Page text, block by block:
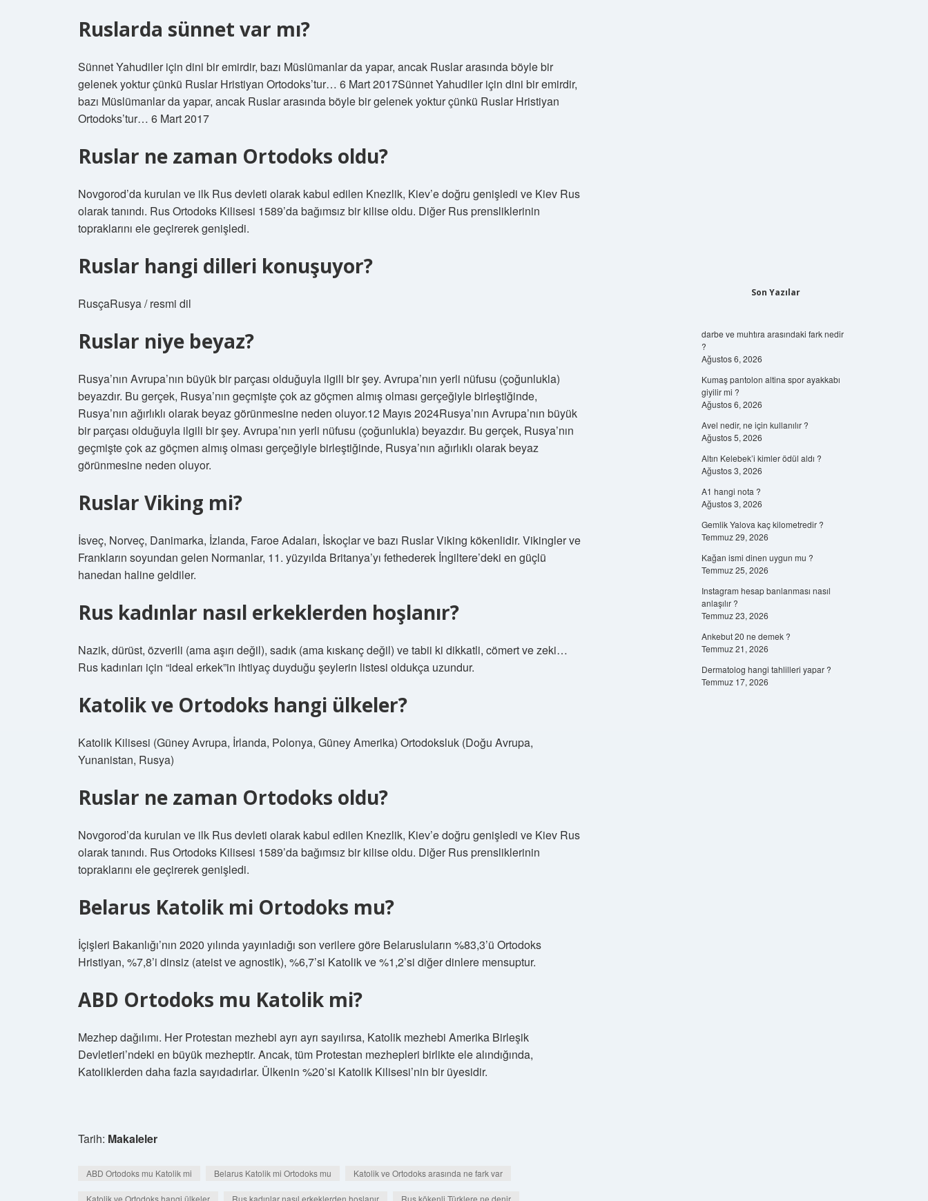
Ruslarda sünnet var mı?
Sünnet Yahudiler için dini bir emirdir, bazı Müslümanlar da yapar, ancak Ruslar arasında böyle bir
gelenek yoktur çünkü Ruslar Hristiyan Ortodoks’tur… 6 Mart 2017Sünnet Yahudiler için dini bir emirdir,
bazı Müslümanlar da yapar, ancak Ruslar arasında böyle bir gelenek yoktur çünkü Ruslar Hristiyan
Ortodoks’tur… 6 Mart 2017
Ruslar ne zaman Ortodoks oldu?
Novgorod’da kurulan ve ilk Rus devleti olarak kabul edilen Knezlik, Kiev’e doğru genişledi ve Kiev Rus
olarak tanındı. Rus Ortodoks Kilisesi 1589’da bağımsız bir kilise oldu. Diğer Rus prensliklerinin
topraklarını ele geçirerek genişledi.
Ruslar hangi dilleri konuşuyor?
RusçaRusya / resmi dil
Ruslar niye beyaz?
Rusya’nın Avrupa’nın büyük bir parçası olduğuyla ilgili bir şey. Avrupa’nın yerli nüfusu (çoğunlukla)
beyazdır. Bu gerçek, Rusya’nın geçmişte çok az göçmen almış olması gerçeğiyle birleştiğinde,
Rusya’nın ağırlıklı olarak beyaz görünmesine neden oluyor.12 Mayıs 2024Rusya’nın Avrupa’nın büyük
bir parçası olduğuyla ilgili bir şey. Avrupa’nın yerli nüfusu (çoğunlukla) beyazdır. Bu gerçek, Rusya’nın
geçmişte çok az göçmen almış olması gerçeğiyle birleştiğinde, Rusya’nın ağırlıklı olarak beyaz
görünmesine neden oluyor.
Ruslar Viking mi?
İsveç, Norveç, Danimarka, İzlanda, Faroe Adaları, İskoçlar ve bazı Ruslar Viking kökenlidir. Vikingler ve
Frankların soyundan gelen Normanlar, 11. yüzyılda Britanya’yı fethederek İngiltere’deki en güçlü
hanedan haline geldiler.
Rus kadınlar nasıl erkeklerden hoşlanır?
Nazik, dürüst, özverili (ama aşırı değil), sadık (ama kıskanç değil) ve tabii ki dikkatli, cömert ve zeki…
Rus kadınları için “ideal erkek”in ihtiyaç duyduğu şeylerin listesi oldukça uzundur.
Katolik ve Ortodoks hangi ülkeler?
Katolik Kilisesi (Güney Avrupa, İrlanda, Polonya, Güney Amerika) Ortodoksluk (Doğu Avrupa,
Yunanistan, Rusya)
Ruslar ne zaman Ortodoks oldu?
Novgorod’da kurulan ve ilk Rus devleti olarak kabul edilen Knezlik, Kiev’e doğru genişledi ve Kiev Rus
olarak tanındı. Rus Ortodoks Kilisesi 1589’da bağımsız bir kilise oldu. Diğer Rus prensliklerinin
topraklarını ele geçirerek genişledi.
Belarus Katolik mi Ortodoks mu?
İçişleri Bakanlığı’nın 2020 yılında yayınladığı son verilere göre Belarusluların %83,3’ü Ortodoks
Hristiyan, %7,8’i dinsiz (ateist ve agnostik), %6,7’si Katolik ve %1,2’si diğer dinlere mensuptur.
ABD Ortodoks mu Katolik mi?
Mezhep dağılımı. Her Protestan mezhebi ayrı ayrı sayılırsa, Katolik mezhebi Amerika Birleşik
Devletleri’ndeki en büyük mezheptir. Ancak, tüm Protestan mezhepleri birlikte ele alındığında,
Katoliklerden daha fazla sayıdadırlar. Ülkenin %20’si Katolik Kilisesi’nin bir üyesidir.
Tarih: Makaleler
ABD Ortodoks mu Katolik mi Belarus Katolik mi Ortodoks mu Katolik ve Ortodoks arasında ne fark var
Katolik ve Ortodoks hangi ülkeler Rus kadınlar nasıl erkeklerden hoşlanır Rus kökenli Türklere ne denir
Son Yazılar
darbe ve muhtıra arasındaki fark nedir
?
Ağustos 6, 2026
Kumaş pantolon altina spor ayakkabı
giyilir mi ?
Ağustos 6, 2026
Avel nedir, ne için kullanılır ?
Ağustos 5, 2026
Altın Kelebek’i kimler ödül aldı ?
Ağustos 3, 2026
A1 hangi nota ?
Ağustos 3, 2026
Gemlik Yalova kaç kilometredir ?
Temmuz 29, 2026
Kağan ismi dinen uygun mu ?
Temmuz 25, 2026
Instagram hesap banlanması nasıl
anlaşılır ?
Temmuz 23, 2026
Ankebut 20 ne demek ?
Temmuz 21, 2026
Dermatolog hangi tahlilleri yapar ?
Temmuz 17, 2026